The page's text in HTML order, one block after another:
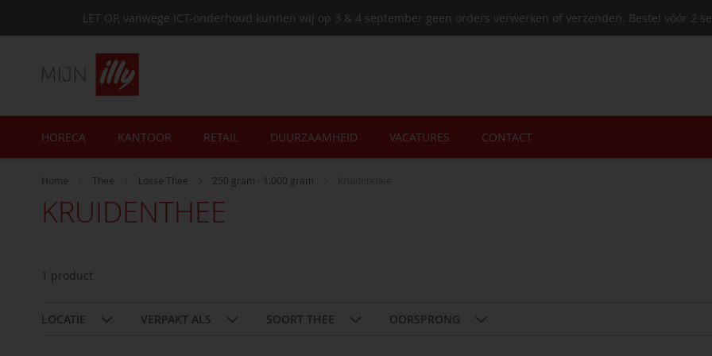
LET OP, vanwege ICT-onderhoud kunnen wij op 3 & 4 september geen orders verwerken of verzenden. Bestel vóór 2
HORECA
KANTOOR RETAIL DUURZAAMHEID VACATURES CONTACT
Home Thee Losse Thee 250 gram - 1.000 gram
KRUIDENTHEE
LOCATIE VERPAKT ALS SOORT THEE OORSPRONG
1 product